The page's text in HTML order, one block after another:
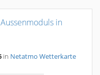
in
in Netatmo Wetterkarte